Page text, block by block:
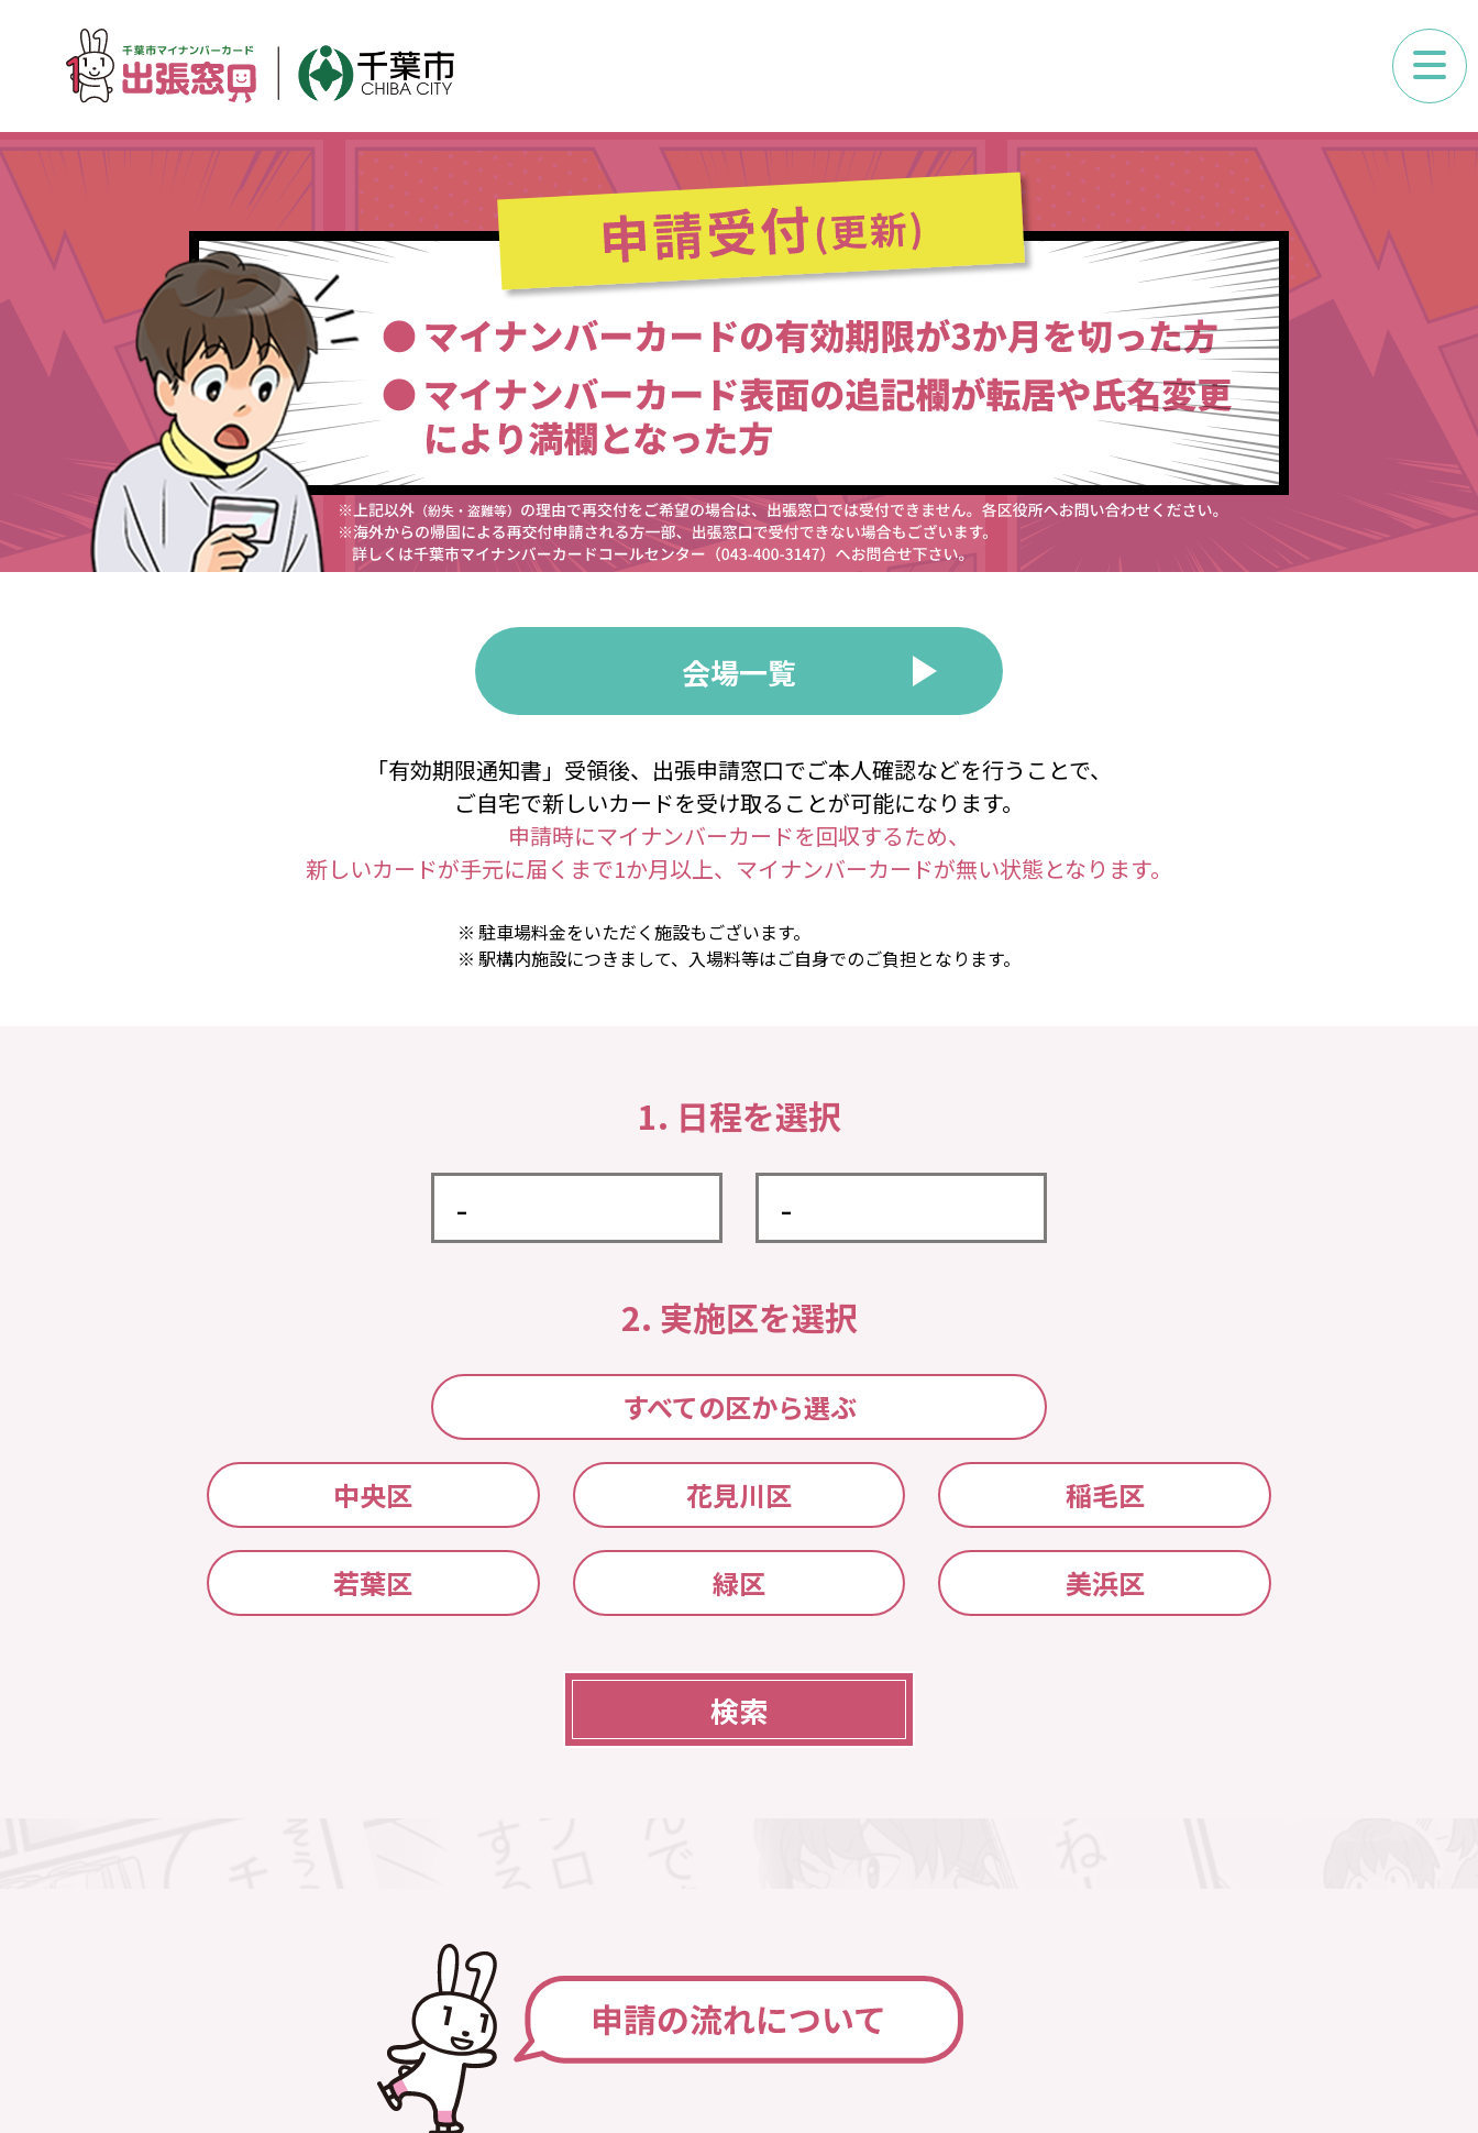
会場一覧
「有効期限通知書」受領後、出張申請窓⼝でご本人確認などを⾏うことで、
ご⾃宅で新しいカードを受け取ることが可能になります。
申請時にマイナンバーカードを回収するため、
新しいカードが⼿元に届くまで1か⽉以上、マイナンバーカードが無い状態となります。
駐車場料金をいただく施設もございます。
駅構内施設につきまして、入場料等はご自身でのご負担となります。
1. 日程を選択
2. 実施区を選択
すべての区から選ぶ
中央区 花見川区 稲毛区
若葉区 緑区 美浜区
検索